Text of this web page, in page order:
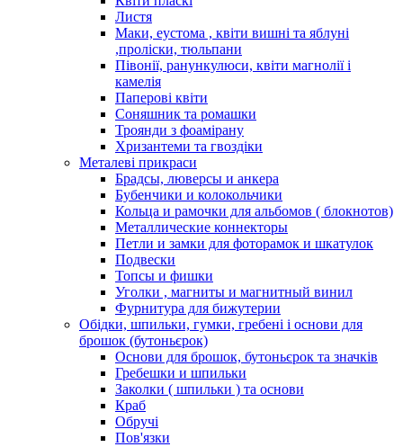
Листя
Маки, еустома , квіти вишні та яблуні
,проліски, тюльпани
Півонії, ранункулюси, квіти магнолії і
камелія
Паперові квіти
Соняшник та ромашки
Троянди з фоамірану
Хризантеми та гвоздіки
Металеві прикраси
Брадсы, люверсы и анкера
Бубенчики и колокольчики
Кольца и рамочки для альбомов ( блокнотов)
Металлические коннекторы
Петли и замки для фоторамок и шкатулок
Подвески
Топсы и фишки
Уголки , магниты и магнитный винил
Фурнитура для бижутерии
Обідки, шпильки, гумки, гребені і основи для
брошок (бутоньєрок)
Основи для брошок, бутоньєрок та значків
Гребешки и шпильки
Заколки ( шпильки ) та основи
Краб
Обручі
Пов'язки